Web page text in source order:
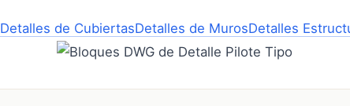
Detalles de CubiertasDetalles de MurosDetalles